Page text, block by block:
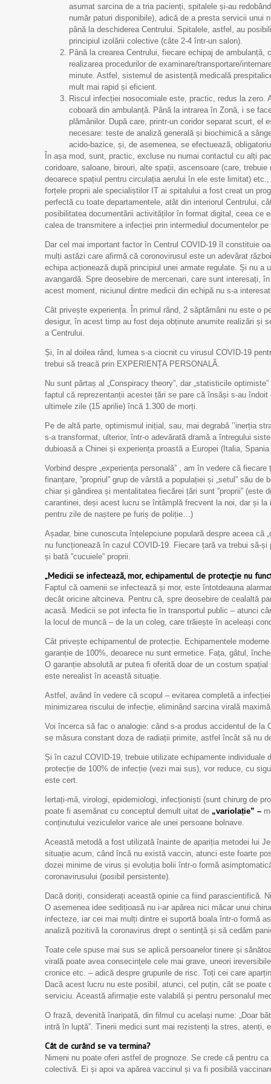
asumat sarcina de a tria pacienți, spitalele și-au
număr paturi disponibile), adică de a presta servicii unui
până la deschiderea Centrului. Spitalele, astfel, au
principiul izolării colective (câte 2-4 într-un salon).
Până la crearea Centrului, fiecare echipaj de
realizarea procedurilor de examinare/transportare/
minute. Astfel, sistemul de asistență medicală
mult mai rapid și eficient.
Riscul infecției nosocomiale este, practic, redus la
coboară din ambulanță. Până la intrarea în Zonă, i se
plămânilor. După care, printr-un coridor separat scurt,
necesare: teste de analiză generală și biochimică a
acido-bazice, și, de asemenea, se efectuează,
În așa mod, sunt, practic, excluse nu numai contactul cu alți
coridoare, saloane, birouri, alte spații, ascensoare (care,
deoarece spațiul pentru circulația aerului în ele este limitat)
forțele proprii ale specialiștilor IT ai spitalului a fost creat un
perfectă cu toate departamentele, atât din interiorul Centrului,
posibilitatea documentării activităților în format digital, ceea ce
calea de transmitere a infecției prin intermediul documentelor
Dar cel mai important factor în Centrul COVID-19 îl constituie
mulți astăzi care afirmă că coronovirusul este un adevărat
echipa acționează după principiul unei armate regulate. Și nu
avangardă. Spre deosebire de mercenari, care sunt interesați,
acest moment, niciunul dintre medicii din echipă nu s-a
Cât privește experiența. În primul rând, 2 săptămâni nu este o
desigur, în acest timp au fost deja obținute anumite realizări și
a Centrului.
Și, în al doilea rând, lumea s-a ciocnit cu virusul COVID-19
trebui să treacă prin EXPERIENȚA PERSONALĂ.
Nu sunt părtaș al „Сonspiracy theory”, dar „statisticile
faptul că reprezentanții acestei țări se pare că însăși s-au
ultimele zile (15 aprilie) încă 1.300 de morți.
Pe de altă parte, optimismul inițial, sau, mai degrabă ’’inerția
s-a transformat, ulterior, într-o adevărată dramă a întregului
dubioasă a Chinei și experiența proastă a Europei (Italia,
Vorbind despre „experiența personală” , am în vedere că
finanțare, ”propriul” grup de vârstă a populației și „setul” său
chiar și gândirea și mentalitatea fiecărei țări sunt ”proprii”
carantinei, deși acest lucru se întâmplă frecvent la noi, dar și
pentru zile de naștere pe furiș de poliție…)
Așadar, bine cunoscuta înțelepciune populară despre aceea că
nu funcționează în cazul COVID-19. Fiecare țară va trebui să-
și bată ”cucuiele” proprii.
„Medicii se infectează, mor, echipamentul de protecție nu
Faptul că oamenii se infectează și mor, este întotdeauna
decât oricine altcineva. Pentru că, spre deosebire de cealaltă
acasă. Medicii se pot infecta fie în ​​transportul public – atunci
la locul de muncă – de la un coleg, care trăiește în aceleași
Cât privește echipamentul de protecție. Echipamentele
garanție de 100%, deoarece nu sunt ermetice. Fața, gâtul,
O garanție absolută ar putea fi oferită doar de un costum
este nerealist în această situație.
Astfel, având în vedere că scopul – evitarea completă a
minimizarea riscului de infecție, eliminând sarcina virală
Voi încerca să fac o analogie: când s-a produs accidentul de
se măsura constant doza de radiații primite, astfel încât să nu
Și în cazul COVID-19, trebuie utilizate echipamente individuale
protecție de 100% de infecție (vezi mai sus), vor reduce, cu
este cert.
Iertați-mă, virologi, epidemiologi, infecționiști (sunt chirurg de
poate fi asemănat cu conceptul demult uitat de „variolație” –
conținutului veziculelor varice ale unei persoane bolnave.
Această metodă a fost utilizată înainte de apariția metodei lui
situație acum, când încă nu există vaccin, atunci este foarte
dozei minime de virus și evoluția bolii într-o formă
coronavirusului (posibil persistente).
Dacă doriți, considerați această opinie ca fiind parascientifică.
O asemenea idee sedițioasă nu i-ar apărea nici măcar unui
infecteze, iar cei mai mulți dintre ei suportă boala într-o formă
analiză pozitivă la coronavirus drept o sentință și să cedăm
Toate cele spuse mai sus se aplică persoanelor tinere și
virală poate avea consecințele cele mai grave, uneori
cronice etc. – adică despre grupurile de risc. Toți cei care
Dacă acest lucru nu este posibil, atunci, cel puțin, cât se
serviciu. Această afirmație este valabilă și pentru personalul
O frază, devenită înaripată, din filmul cu același nume: „Doar
intră în luptă”. Tinerii medici sunt mai rezistenți la stres, atenți,
Cât de curând se va termina?
Nimeni nu poate oferi astfel de prognoze. Se crede că pentru
colectivă. Ei și apoi va apărea vaccinul și va fi posibilă